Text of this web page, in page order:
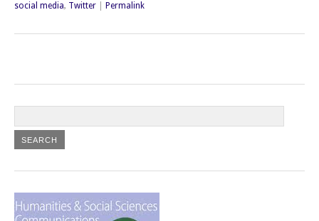
social media, Twitter Permalink